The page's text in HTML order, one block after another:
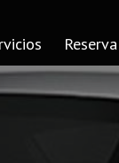
Reserva